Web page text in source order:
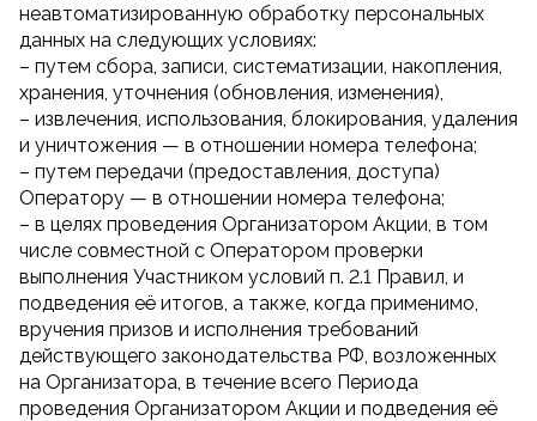
неавтоматизированную обработку персональных
данных на следующих условиях:
– путем сбора, записи, систематизации, накопления,
хранения, уточнения (обновления, изменения),
– извлечения, использования, блокирования, удаления
и уничтожения — в отношении номера телефона;
– путем передачи (предоставления, доступа)
Оператору — в отношении номера телефона;
– в целях проведения Организатором Акции, в том
числе совместной с Оператором проверки
выполнения Участником условий п. 2.1 Правил, и
подведения её итогов, а также, когда применимо,
вручения призов и исполнения требований
действующего законодательства РФ, возложенных
на Организатора, в течение всего Периода
проведения Организатором Акции и подведения её